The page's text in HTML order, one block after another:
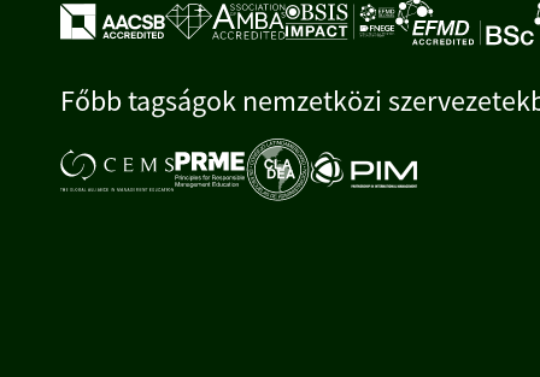
Főbb tagságok nemzetközi